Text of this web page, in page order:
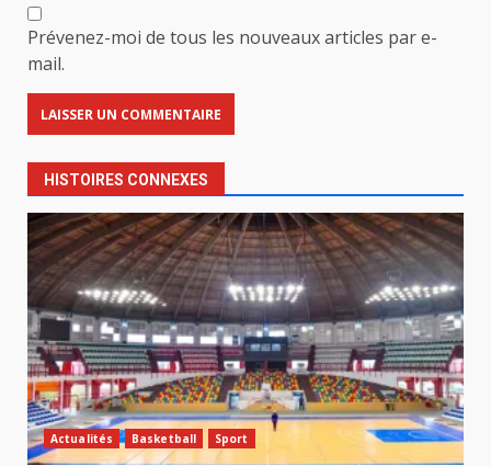
Prévenez-moi de tous les nouveaux articles par e-
mail.
HISTOIRES CONNEXES
Actualités Basketball Sport